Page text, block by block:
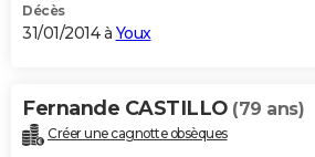
Décès
31/01/2014 à Youx
Fernande CASTILLO (79 ans)
Créer une cagnotte obsèques